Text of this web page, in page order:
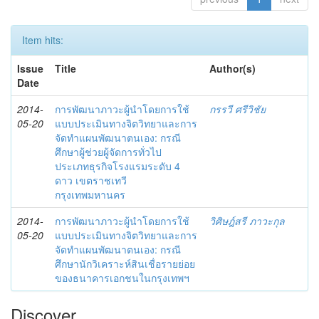
Item hits:
Issue
Date
Title Author(s)
2014-
05-20
การพัฒนาภาวะผู้นำโดยการใช้
แบบประเมินทางจิตวิทยาและการ
จัดทำแผนพัฒนาตนเอง: กรณี
ศึกษาผู้ช่วยผู้จัดการทั่วไป
ประเภทธุรกิจโรงแรมระดับ 4
ดาว เขตราชเทวี
กรุงเทพมหานคร
กรรวี ศรีวิชัย
2014-
05-20
การพัฒนาภาวะผู้นำโดยการใช้
แบบประเมินทางจิตวิทยาและการ
จัดทำแผนพัฒนาตนเอง: กรณี
ศึกษานักวิเคราะห์สินเชื่อรายย่อย
ของธนาคารเอกชนในกรุงเทพฯ
วิศิษฎ์สรี ภาวะกุล